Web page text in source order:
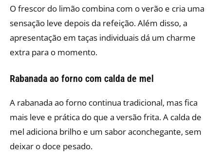
O frescor do limão combina com o verão e cria uma
sensação leve depois da refeição. Além disso, a
apresentação em taças individuais dá um charme
extra para o momento.
Rabanada ao forno com calda de mel
A rabanada ao forno continua tradicional, mas fica
mais leve e prática do que a versão frita. A calda de
mel adiciona brilho e um sabor aconchegante, sem
deixar o doce pesado.